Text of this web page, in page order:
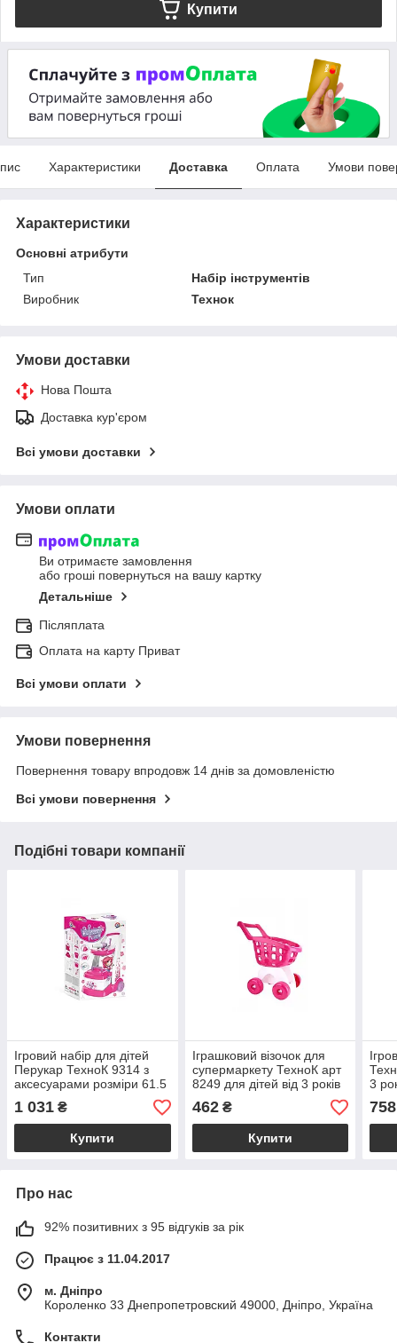
Купити
Характеристики Доставка Оплата Умови
Характеристики
Основні атрибути
Тип
Набір інструментів
Виробник
Технок
Умови доставки
Нова Пошта
Доставка кур'єром
Всі умови доставки
Умови оплати
Ви отримаєте замовлення
або гроші повернуться на вашу картку
Детальніше
Післяплата
Оплата на карту Приват
Всі умови оплати
Умови повернення
Повернення товару впродовж 14 днів за домовленістю
Всі умови повернення
Подібні товари компанії
Ігровий набір для дітей
Перукар ТехноК 9314 з
аксесуарами розміри 61.5
х 37.8 х 20.3 см вага 1945
г для дітей від 3 років
1 031 ₴
Купити
Іграшковий візочок для
супермаркету ТехноК арт
8249 для дітей від 3 років
з безпечного пластику
яскравих кольорів
462₴
Купити
3
758
Про нас
92% позитивних з 95 відгуків за рік
Працює з 11.04.2017
м. Дніпро
Короленко 33 Днепропетровский 49000, Дніпро, Україна
Контакти